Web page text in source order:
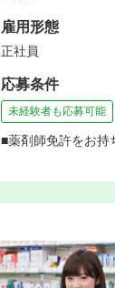
雇用形態
正社員
応募条件
未経験者も応募可能
■薬剤師免許をお持